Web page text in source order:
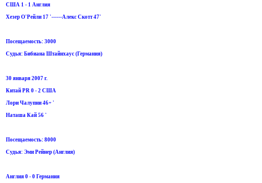
США 1 - 1 Англия
Хезер О'Рейли 17 '------Алекс Скотт 47'
Посещаемость: 3000
Судья: Бибиана Штайнхаус (Германия)
30 января 2007 г.
Китай PR 0 - 2 США
Лори Чалупни 46+ '
Наташа Кай 56 '
Посещаемость: 8000
Судья: Эми Рейнер (Англия)
Англия 0 - 0 Германия